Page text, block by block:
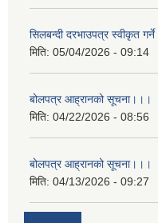
सिलबन्दी दरभाउपत्र स्वीकृत
मिति: 05/04/2026 - 09:14
बोलपत्र आह्रानको सूचना।।।
मिति: 04/22/2026 - 08:56
बोलपत्र आह्रानको सूचना।।।
मिति: 04/13/2026 - 09:27